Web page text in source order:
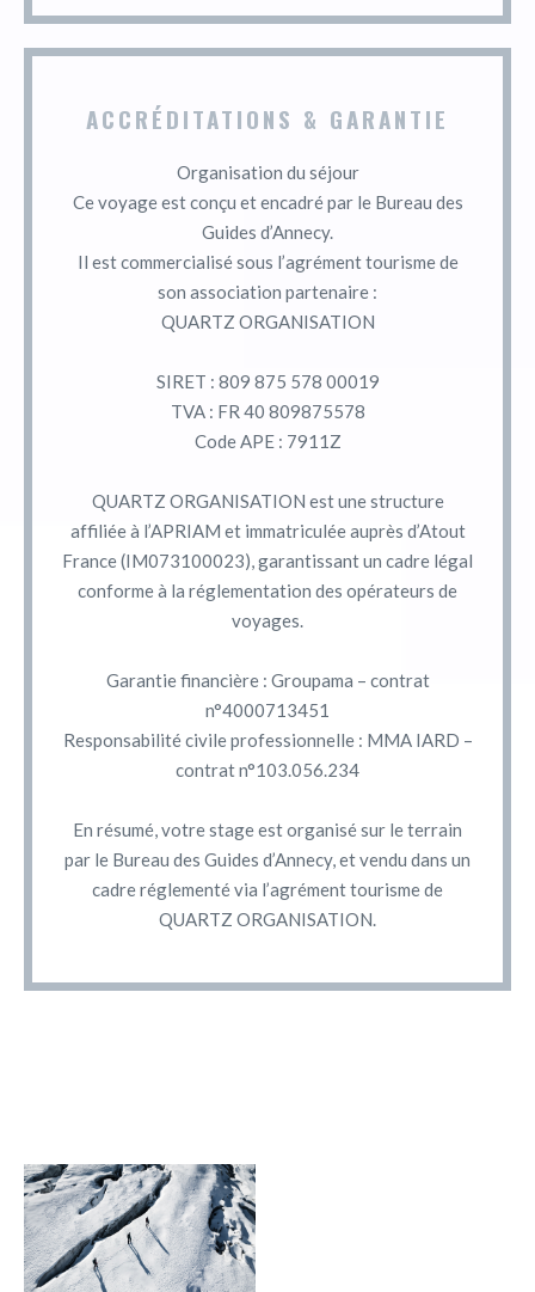
ACCRÉDITATIONS & GARANTIE
Organisation du séjour
Ce voyage est conçu et encadré par le Bureau des
Guides d’Annecy.
Il est commercialisé sous l’agrément tourisme de
son association partenaire :
QUARTZ ORGANISATION
SIRET : 809 875 578 00019
TVA : FR 40 809875578
Code APE : 7911Z
QUARTZ ORGANISATION est une structure
affiliée à l’APRIAM et immatriculée auprès d’Atout
France (IM073100023), garantissant un cadre légal
conforme à la réglementation des opérateurs de
voyages.
Garantie financière : Groupama – contrat
n°4000713451
Responsabilité civile professionnelle : MMA IARD –
contrat n°103.056.234
En résumé, votre stage est organisé sur le terrain
par le Bureau des Guides d’Annecy, et vendu dans un
cadre réglementé via l’agrément tourisme de
QUARTZ ORGANISATION.